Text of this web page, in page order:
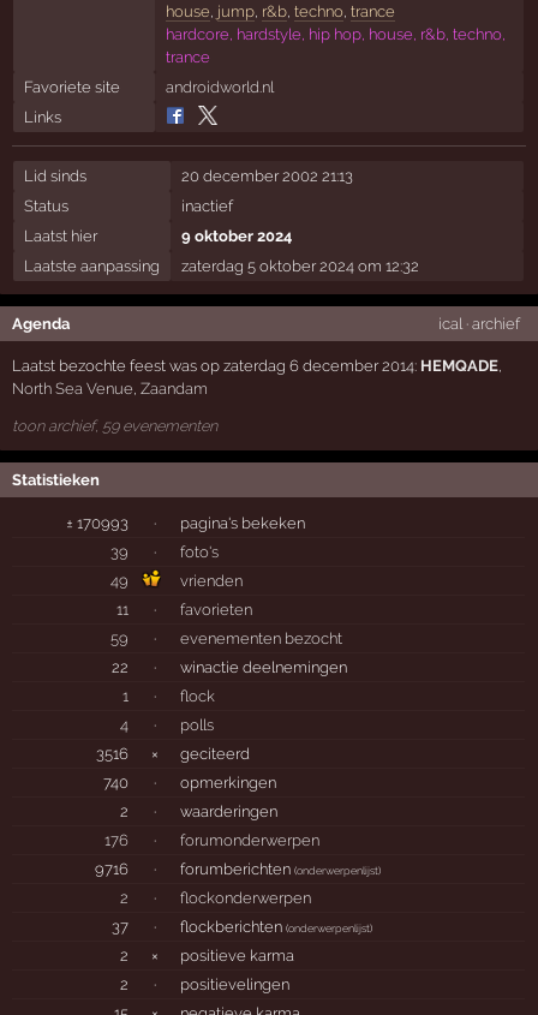
house, jump, r&b, techno, trance
hardcore, hardstyle, hip hop, house, r&b, techno,
trance
Favoriete site
androidworld.nl
Links
Lid sinds
20 december 2002 21:13
Status
inactief
Laatst hier
9 oktober 2024
Laatste aanpassing
zaterdag 5 oktober 2024 om 12:32
Agenda ical· archief
Laatst bezochte feest was op zaterdag 6 december 2014: HEMQADE
North Sea Venue ,Zaandam
toon archief, 59 evenementen
Statistieken
± 170993 ·
pagina's bekeken
39
·
foto's
49
vrienden
11
·
favorieten
59
·
evenementen bezocht
22
·
winactie deelnemingen
1
·
flock
4
·
polls
3516
×
geciteerd
740
·
opmerkingen
2
·
waarderingen
176
·
forumonderwerpen
9716
· forumberichten(onderwerpenlijst)
2 ·
flockonderwerpen
37
· flockberichten(onderwerpenlijst)
2 ×
positieve karma
2
·
positievelingen